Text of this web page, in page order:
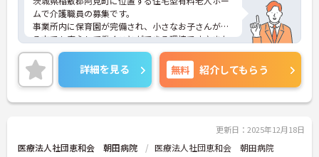
ムで介護職員の募集です。
事業所内に保育園が完備され、小さなお子さんがい
る方でも安心して働くことができる環境です♪また
しっかりとしたフォロー体制で、経験に関わらず安
心してスタートできます。昇給や賞与制度があり、
頑張りが評価されてしっかりと職員に還元されま
す。
こちらの求人にご興味がございましたら面接のポイ
詳細を見る 無料 紹介してもらう
更新日：2025年12月18日
医療法人社団恵和会 朝田病院 医療法人社団恵和会 朝田病院